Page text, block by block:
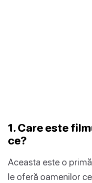
1. Care este
ce?
Aceasta este o
le oferă oamenilor